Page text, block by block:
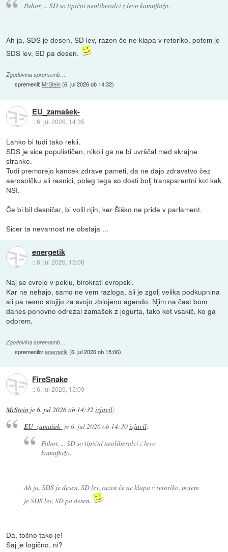
Pahor, ... SD so tipični neoliberalci z levo kamuflažo.
Ah ja, SDS je desen, SD lev, razen če ne klapa v retoriko, potem je
SDS lev, SD pa desen.
Zgodovina sprememb…
spremenil:MrStein(6. jul 2026 ob 14:32)
EU_zamašek-
::6. jul 2026, 14:35
Lahko bi tudi tako rekli.
SDS je sice populističen, nikoli ga ne bi uvrščal med skrajne
stranke.
Tudi premorejo kanček zdrave pameti, da ne dajo zdravstvo čez
aerosolčku ali resnici, poleg tega so dosti bolj transparentni kot kak
NSI.
Če bi bil desničar, bi volil njih, ker Šiško ne pride v parlament.
Sicer ta nevarnost ne obstaja ...
energetik
::6. jul 2026, 15:06
Naj se cvrejo v peklu, birokrati evropski.
Kar ne nehajo, samo ne vem razloga, ali je zgolj velika podkupnina
ali pa resno stojijo za svojo zblojeno agendo. Njim na čast bom
danes ponovno odrezal zamašek z jogurta, tako kot vsakič, ko ga
odprem.
Zgodovina sprememb…
spremenilo:energetik (6. jul 2026 ob 15:06)
FireSnake
::6. jul 2026, 15:09
MrStein je6. jul 2026 ob 14:32 izjavil:
EU_zamašek- je6. jul 2026 ob 14:30izjavil:
Pahor, ... SD so tipični neoliberalci z levo
kamuflažo.
Ah ja, SDS je desen, SD lev, razen če ne klapa v retoriko, potem
je SDS lev, SD pa desen.
Da, točno tako je!
Saj je logično, ni?